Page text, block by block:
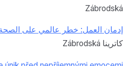
Zábrodská
إدمان العمل: خطر عالمي على الصحة
كاترينا Zábrodská